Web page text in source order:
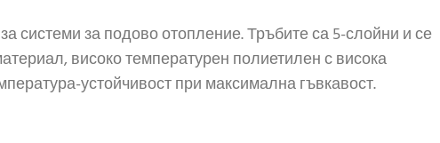
системи за подово отопление. Тръбите са 5-слойни и се
високо температурен полиетилен с висока
устойчивост при максимална гъвкавост.